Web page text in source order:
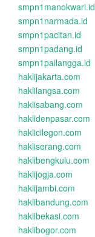
smpn1manokwari.id
smpn1narmada.id
smpn1pacitan.id
smpn1padang.id
smpn1pailangga.id
haklijakarta.com
haklilangsa.com
haklisabang.com
haklidenpasar.com
haklicilegon.com
hakliserang.com
haklibengkulu.com
haklijogja.com
haklijambi.com
haklibandung.com
haklibekasi.com
haklibogor.com